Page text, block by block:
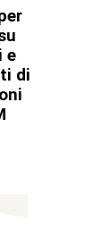
e
di